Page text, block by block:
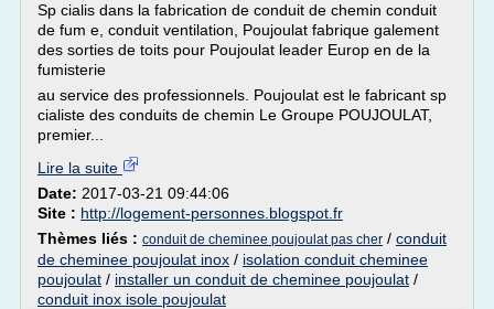
Sp cialis dans la fabrication de conduit de chemin conduit
de fum e, conduit ventilation, Poujoulat fabrique galement
des sorties de toits pour Poujoulat leader Europ en de la
fumisterie
au service des professionnels. Poujoulat est le fabricant sp
cialiste des conduits de chemin Le Groupe POUJOULAT,
premier...
Lire la suite
Date: 2017-03-21 09:44:06
Site : http://logement-personnes.blogspot.fr
Thèmes liés : conduit de cheminee poujoulat pas cher / conduit
de cheminee poujoulat inox / isolation conduit cheminee
poujoulat / installer un conduit de cheminee poujoulat /
conduit inox isole poujoulat